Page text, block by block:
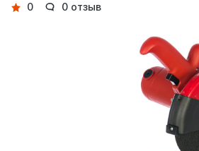
Детали
0 0 отзыв